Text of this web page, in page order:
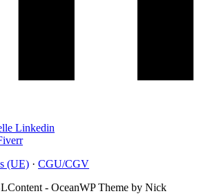
Linkedin
(UE) · CGU/CGV
- OceanWP Theme by Nick